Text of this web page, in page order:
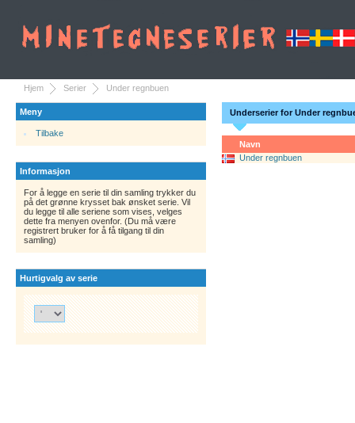
Hjem Serier Under regnbuen
Meny
Tilbake
Informasjon
For å legge en serie til din samling trykker du
på det grønne krysset bak ønsket serie. Vil
du legge til alle seriene som vises, velges
dette fra menyen ovenfor. (Du må være
registrert bruker for å få tilgang til din
samling)
Hurtigvalg av serie
Underserier for Under
Navn
Under regnbuen